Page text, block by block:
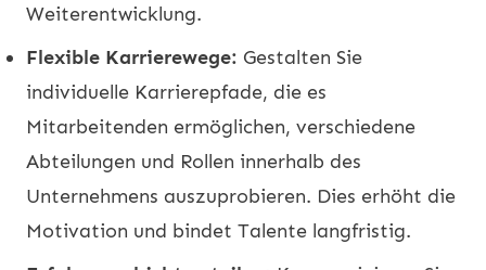
Weiterentwicklung.
Flexible Karrierewege: Gestalten Sie
individuelle Karrierepfade, die es
Mitarbeitenden ermöglichen, verschiedene
Abteilungen und Rollen innerhalb des
Unternehmens auszuprobieren. Dies erhöht die
Motivation und bindet Talente langfristig.